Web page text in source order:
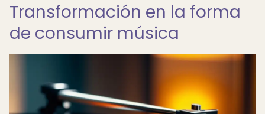
Transformación en la forma
de consumir música